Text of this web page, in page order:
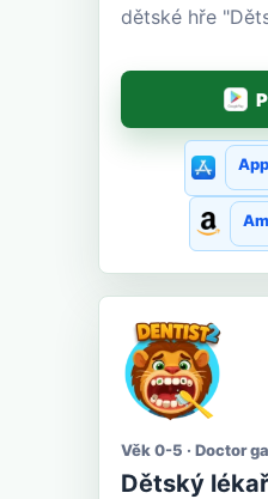
dětské hře
Věk 0-5 · Doctor
Dětský